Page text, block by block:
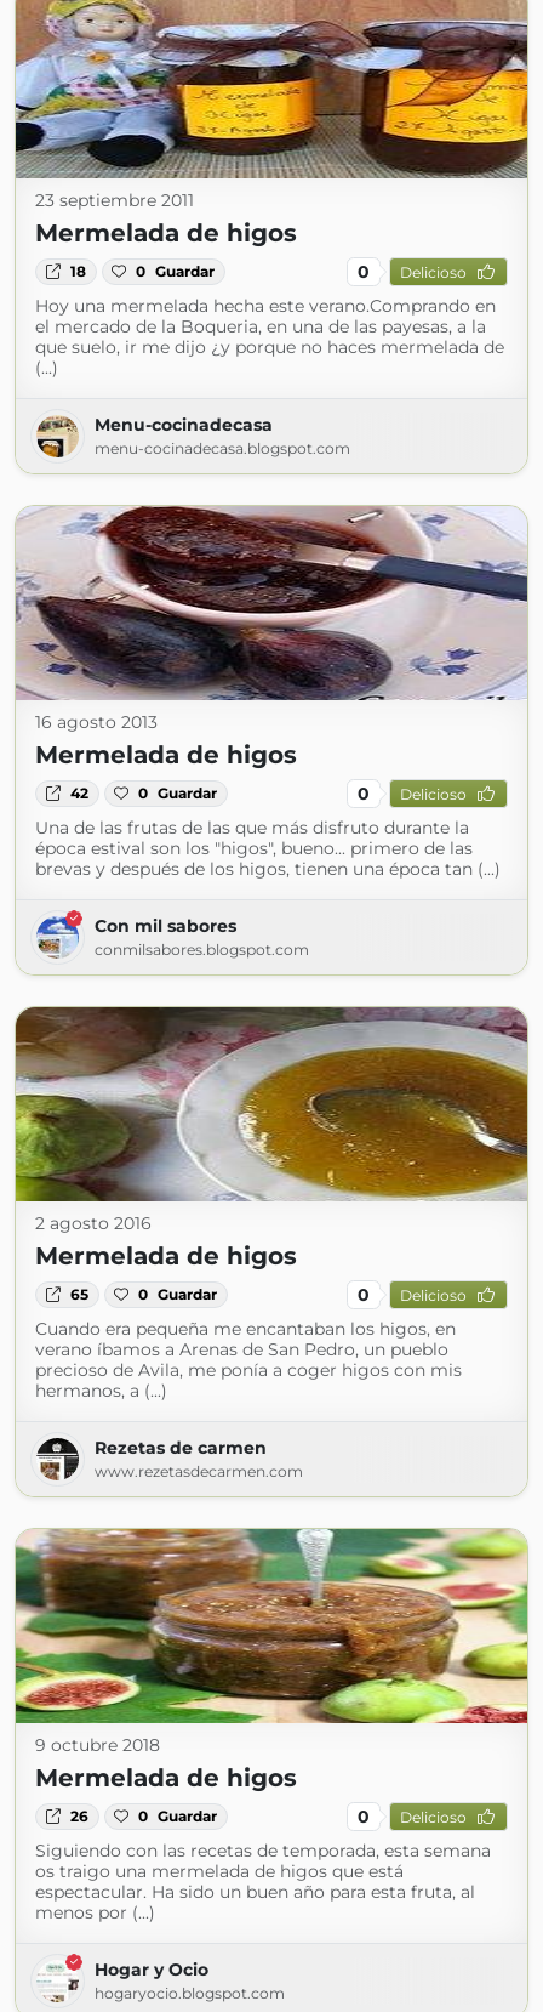
23 septiembre 2011
Mermelada de higos
18 0 Guardar 0 Delicioso
Hoy una mermelada hecha este verano.Comprando en
el mercado de la Boqueria, en una de las payesas, a la
que suelo, ir me dijo ¿y porque no haces mermelada de
(...)
Menu-cocinadecasa
menu-cocinadecasa.blogspot.com
16 agosto 2013
Mermelada de higos
42 0 Guardar 0 Delicioso
Una de las frutas de las que más disfruto durante la
época estival son los "higos", bueno... primero de las
brevas y después de los higos, tienen una época tan (...)
Con mil sabores
conmilsabores.blogspot.com
2 agosto 2016
Mermelada de higos
65 0 Guardar 0 Delicioso
Cuando era pequeña me encantaban los higos, en
verano íbamos a Arenas de San Pedro, un pueblo
precioso de Avila, me ponía a coger higos con mis
hermanos, a (...)
Rezetas de carmen
www.rezetasdecarmen.com
9 octubre 2018
Mermelada de higos
26 0 Guardar 0 Delicioso
Siguiendo con las recetas de temporada, esta semana
os traigo una mermelada de higos que está
espectacular. Ha sido un buen año para esta fruta, al
menos por (...)
Hogar y Ocio
hogaryocio.blogspot.com